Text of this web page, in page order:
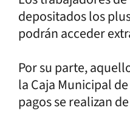
depositados los
podrán acceder
Por su parte,
la Caja Municipal
pagos se realizan